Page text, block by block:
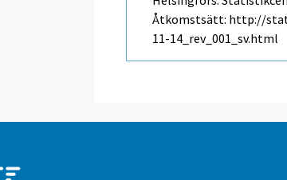
Åtkomstsätt: http://
11-14_rev_001_sv.html